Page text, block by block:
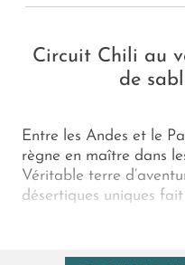
Circuit Chili au
de
Entre les Andes et le
règne en maître dans
Véritable terre
désertiques uniques
gigantesques, geysers,
improbables… le tout